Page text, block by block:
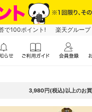
で100ポイント! 楽天グループ
3,980円(税込)以上のお買